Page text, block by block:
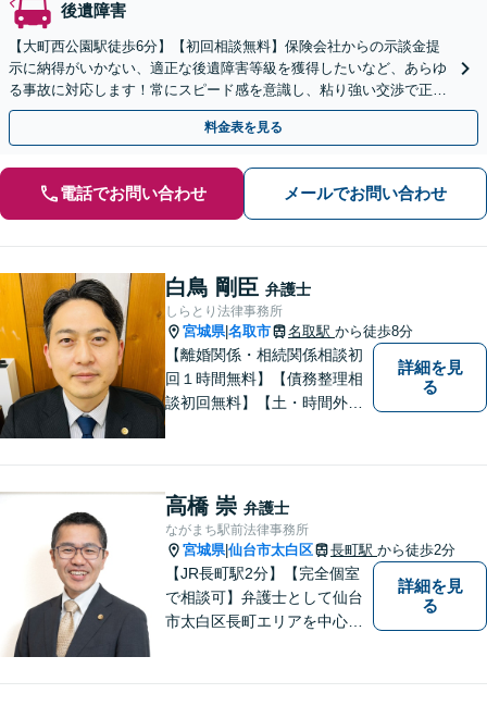
後遺障害
【大町西公園駅徒歩6分】【初回相談無料】保険会社からの示談金提
示に納得がいかない、適正な後遺障害等級を獲得したいなど、あらゆ
る事故に対応します！常にスピード感を意識し、粘り強い交渉で正当
な賠償金の獲得をサポート【電話・メール・WEB相談可】
料金表を見る
電話でお問い合わせ メールでお問い合わせ
白鳥 剛臣 弁護士
しらとり法律事務所
宮城県|名取市 名取駅 から徒歩8分
【離婚関係・相続関係相談初
回１時間無料】【債務整理相
談初回無料】【土・時間外応
か？
詳細を見
る
高橋 崇 弁護士
ながまち駅前法律事務所
宮城県|仙台市太白区 長町駅 から徒歩2分
【JR長町駅2分】【完全個室
で相談可】弁護士として仙台
市太白区長町エリアを中心
詳細を見
る